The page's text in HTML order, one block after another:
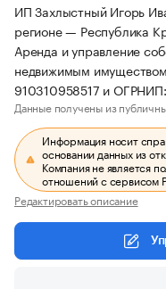
ИП Захлыстный Игорь
регионе — Республика
Аренда и управление
недвижимым
910310958517 и
Данные получены из
Информация носит
основании данных из
Компания не является
отношений с сервисом
Редактировать описание